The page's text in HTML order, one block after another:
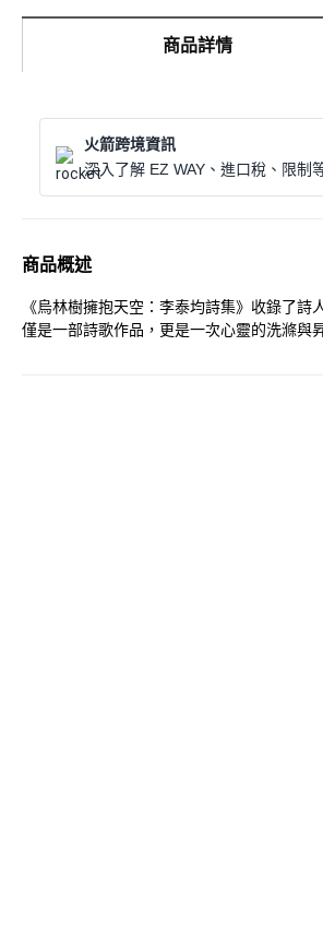
商品詳情
火箭跨境資訊
深入了解 EZ WAY、進口稅、限制
商品概述
《烏林樹擁抱天空：李泰均詩集》收錄了
僅是一部詩歌作品，更是一次心靈的洗滌與